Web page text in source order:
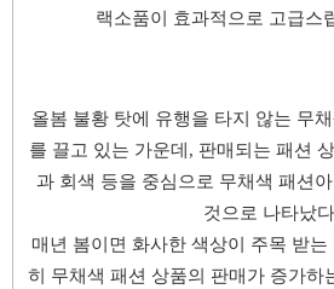
랙소품이 효과적으로 고급스
올봄 불황 탓에 유행을 타지 않는 무
를 끌고 있는 가운데, 판매되는 패션
과 회색 등을 중심으로 무채색 패션
것으로 나타났
매년 봄이면 화사한 색상이 주목 받
히 무채색 패션 상품의 판매가 증가하